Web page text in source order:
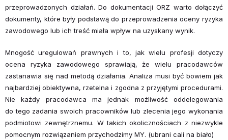
przeprowadzonych działań. Do dokumentacji ORZ warto dołączyć
dokumenty, które były podstawą do przeprowadzenia oceny ryzyka
zawodowego lub ich treść miała wpływ na uzyskany wynik.
Mnogość uregulowań prawnych i to, jak wielu profesji dotyczy
ocena ryzyka zawodowego sprawiają, że wielu pracodawców
zastanawia się nad metodą działania. Analiza musi być bowiem jak
najbardziej obiektywna, rzetelna i zgodna z przyjętymi procedurami.
Nie każdy pracodawca ma jednak możliwość oddelegowania
do tego zadania swoich pracowników lub zlecenia jego wykonania
podmiotowi zewnętrznemu. W takich okolicznościach z niezwykle
pomocnym rozwiązaniem przychodzimy MY. (ubrani cali na biało)